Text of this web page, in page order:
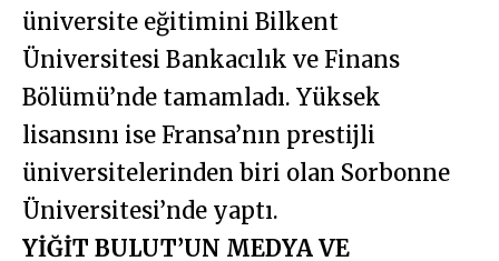
üniversite eğitimini Bilkent
Üniversitesi Bankacılık ve Finans
Bölümü’nde tamamladı. Yüksek
lisansını ise Fransa’nın prestijli
üniversitelerinden biri olan Sorbonne
Üniversitesi’nde yaptı.
YİĞİT BULUT’UN MEDYA VE